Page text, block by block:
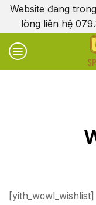
Website đang
lòng liên hệ
[yith_wcwl_wishlist]